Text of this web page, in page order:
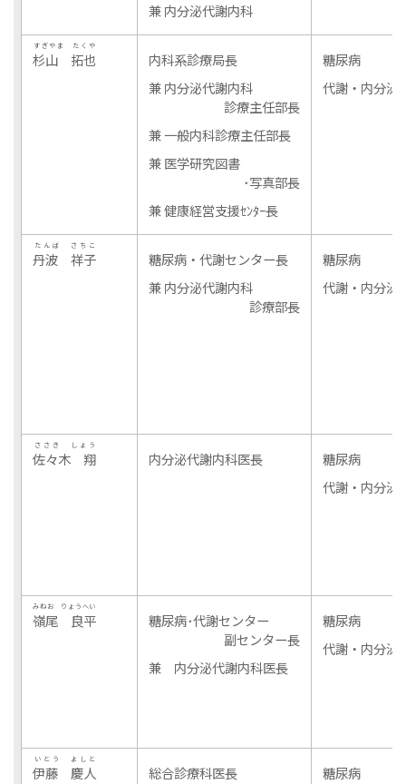
兼 内分泌代謝内科
杉山 拓也
すぎやま たくや
内科系診療局長
兼 内分泌代謝内科
診療主任部長
兼 一般内科診療主任部長
兼 医学研究図書
･写真部長
兼 健康経営支援ｾﾝﾀｰ長
糖尿病
代謝・内分泌
丹波 祥子
たんば さちこ
糖尿病・代謝センター長
兼 内分泌代謝内科
診療部長
糖尿病
代謝・内分泌
佐々木 翔
ささき しょう
内分泌代謝内科医長
糖尿病
代謝・内分泌
嶺尾 良平
みねお りょうへい
糖尿病･代謝センター
副センター長
兼 内分泌代謝内科医長
糖尿病
代謝・内分泌
伊藤 慶人
いとう よしと
総合診療科医長
糖尿病